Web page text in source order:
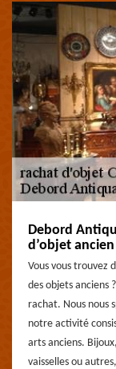
Debord
d’objet ancien
Vous vous trouvez
des objets anciens
rachat. Nous nous
notre activité
arts anciens.
vaisselles ou